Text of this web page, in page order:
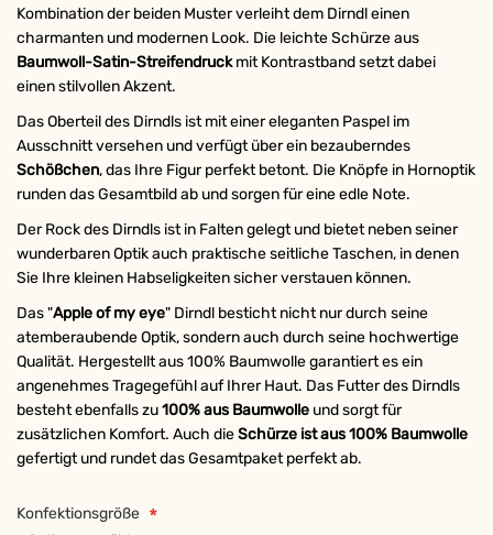
Kombination der beiden Muster verleiht dem Dirndl einen
charmanten und modernen Look. Die leichte Schürze aus
Baumwoll-Satin-Streifendruckmit Kontrastband setzt dabei
einen stilvollen Akzent.
Das Oberteil des Dirndls ist mit einer eleganten Paspel im
Ausschnitt versehen und verfügt über ein bezauberndes
Schößchen, das Ihre Figur perfekt betont. Die Knöpfe in Hornoptik
runden das Gesamtbild ab und sorgen für eine edle Note.
Der Rock des Dirndls ist in Falten gelegt und bietet neben seiner
wunderbaren Optik auch praktische seitliche Taschen, in denen
Sie Ihre kleinen Habseligkeiten sicher verstauen können.
Das "Apple of my eye" Dirndl besticht nicht nur durch seine
atemberaubende Optik, sondern auch durch seine hochwertige
Qualität. Hergestellt aus 100% Baumwolle garantiert es ein
angenehmes Tragegefühl auf Ihrer Haut. Das Futter des Dirndls
besteht ebenfalls zu100% aus Baumwolle und sorgt für
zusätzlichen Komfort. Auch dieSchürze ist aus 100% Baumwolle
gefertigt und rundet das Gesamtpaket perfekt ab.
Konfektionsgröße